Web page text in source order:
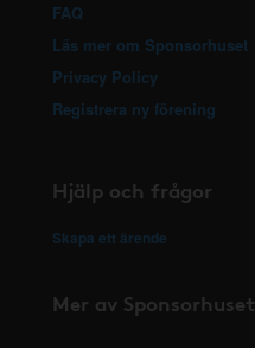
FAQ
Läs mer om Sponsorhuset
Privacy Policy
Registrera ny förening
Hjälp och frågor
Skapa ett ärende
Mer av Sponsorhuset